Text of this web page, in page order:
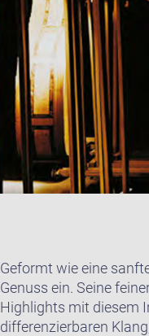
Geformt wie eine
Genuss ein. Seine
Highlights mit diesem
differenzierbaren